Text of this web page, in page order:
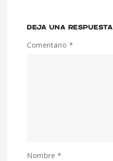
DEJA UNA RESPUESTA
Comentario *
Nombre *